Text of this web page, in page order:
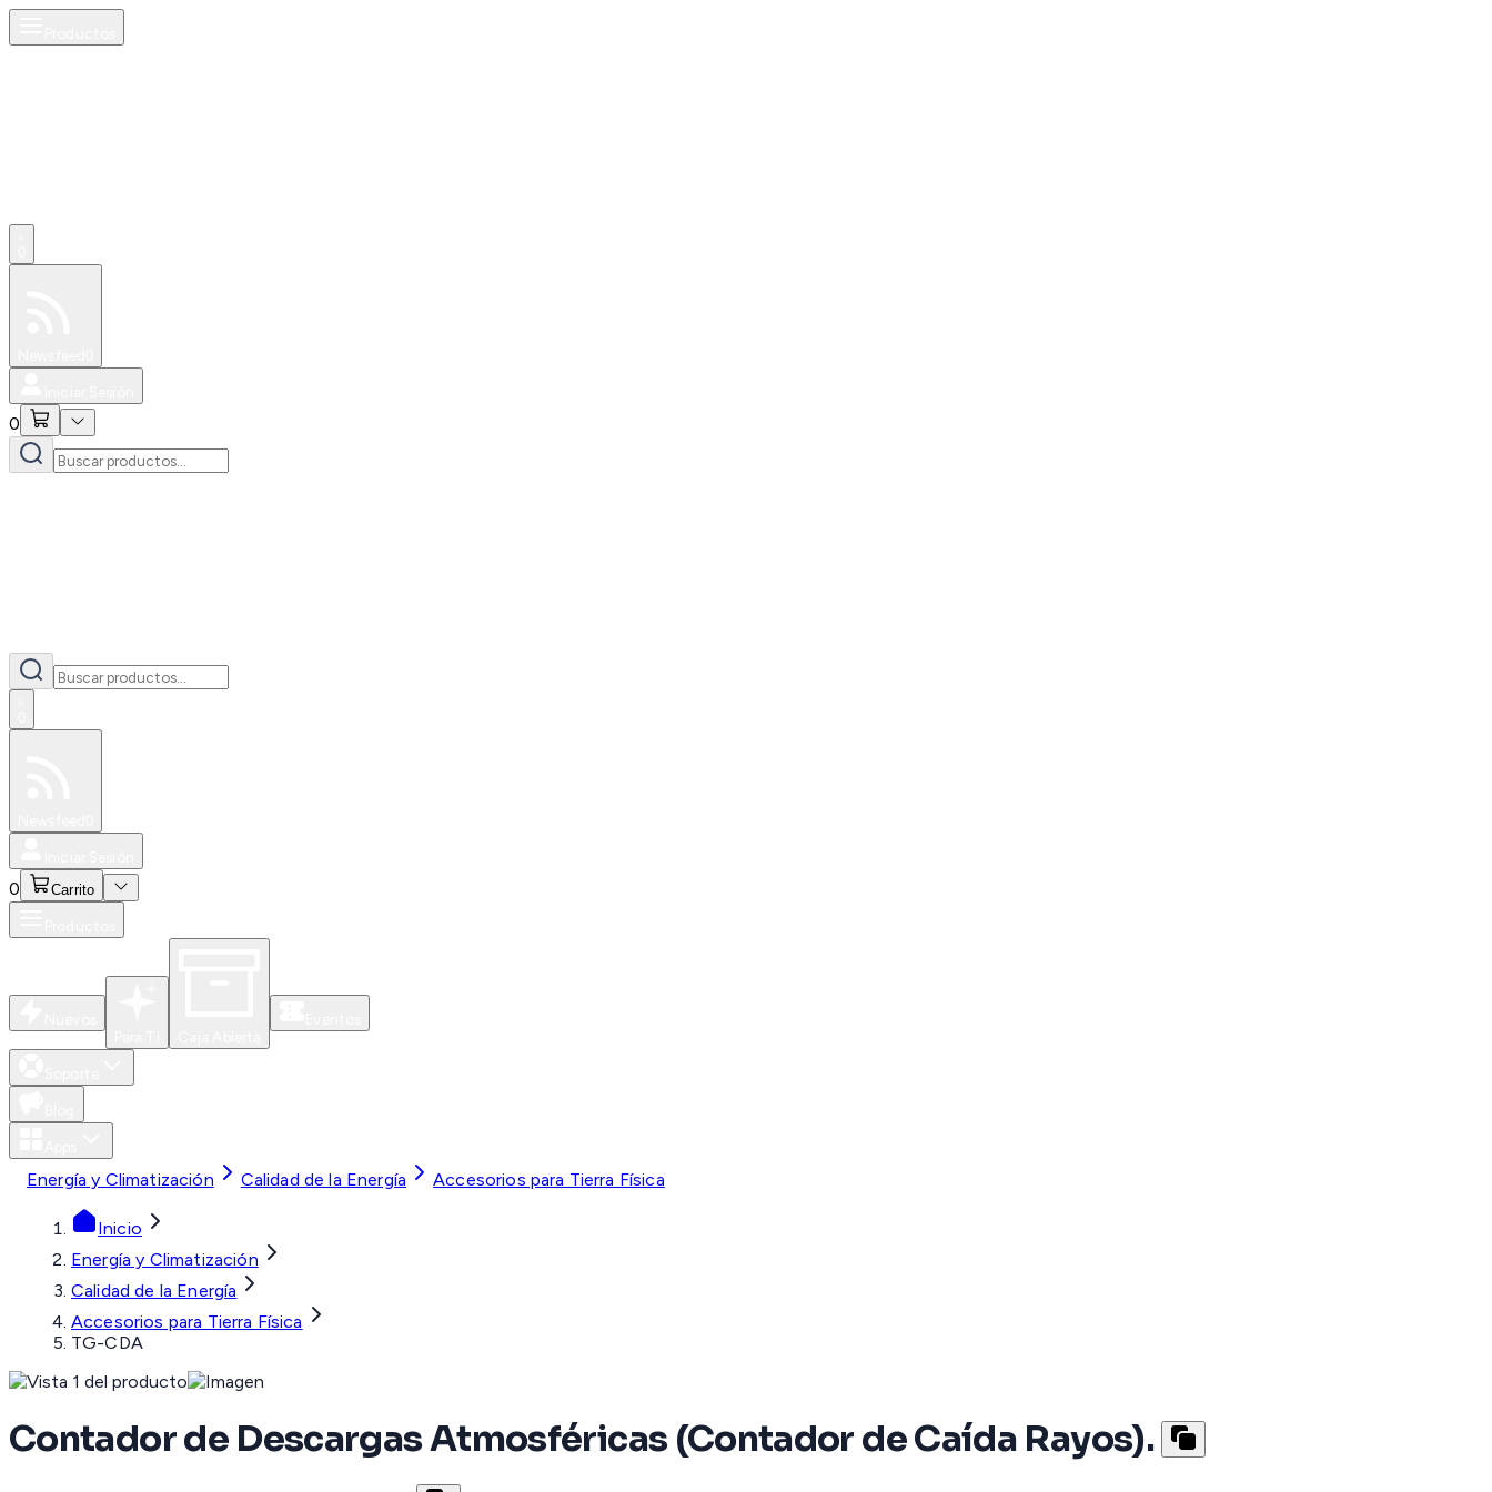
0
0 Carrito
Energía y Climatización Calidad de la Energía Accesorios para Tierra Física
Inicio
Energía y Climatización
Calidad de la Energía
Accesorios para Tierra Física
TG-CDA
Contador de Descargas Atmosféricas (Contador de Caída Rayos).